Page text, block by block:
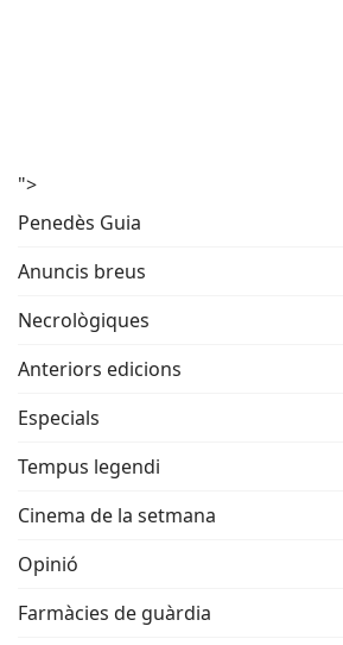
">
Penedès Guia
Anuncis breus
Necrològiques
Anteriors edicions
Especials
Tempus legendi
Cinema de la setmana
Opinió
Farmàcies de guàrdia